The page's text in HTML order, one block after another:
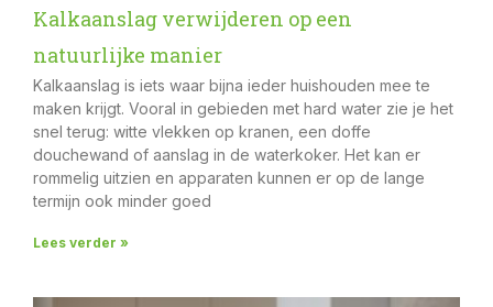
Kalkaanslag verwijderen op een
natuurlijke manier
Kalkaanslag is iets waar bijna ieder huishouden mee te
maken krijgt. Vooral in gebieden met hard water zie je het
snel terug: witte vlekken op kranen, een doffe
douchewand of aanslag in de waterkoker. Het kan er
rommelig uitzien en apparaten kunnen er op de lange
termijn ook minder goed
Lees verder »